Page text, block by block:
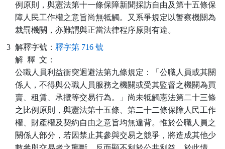
例原則，與憲法第十一條保障新聞採訪自由及第十五條保
障人民工作權之意旨尚無牴觸。又系爭規定以警察機關為
裁罰機關，亦難謂與正當法律程序原則有違。
3 解釋字號： 釋字第 716 號
解 釋 文：
公職人員利益衝突迴避法第九條規定：「公職人員或其關
係人，不得與公職人員服務之機關或受其監督之機關為買
賣、租賃、承攬等交易行為。」尚未牴觸憲法第二十三條
之比例原則，與憲法第十五條、第二十二條保障人民工作
權、財產權及契約自由之意旨均無違背。惟於公職人員之
關係人部分，若因禁止其參與交易之競爭，將造成其他少